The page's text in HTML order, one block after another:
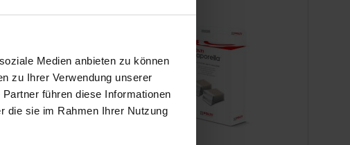
Medien anbieten zu können
zu Ihrer Verwendung unserer
führen diese Informationen
die sie im Rahmen Ihrer Nutzung